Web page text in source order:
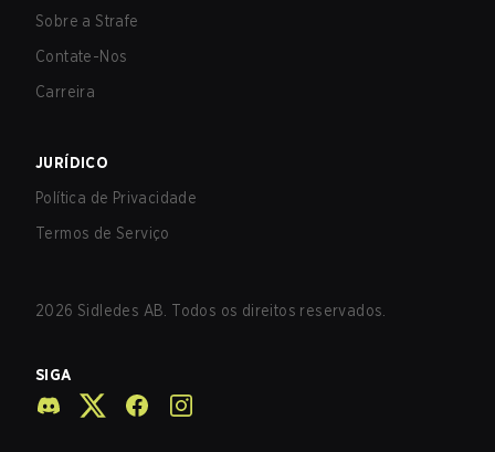
Sobre a Strafe
Contate-Nos
Carreira
JURÍDICO
Política de Privacidade
Termos de Serviço
2026 Sidledes AB. Todos os direitos reservados.
SIGA